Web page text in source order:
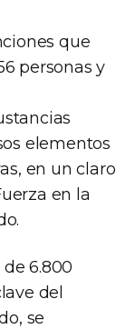
que
personas y
elementos
en un claro
en la
6.800
del
se